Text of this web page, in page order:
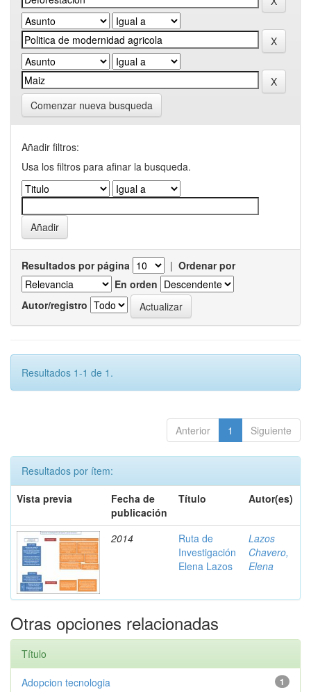
Comenzar nueva busqueda
Añadir filtros:
Usa los filtros para afinar la busqueda.
Resultados por página | Ordenar por
En orden
Autor/registro
Resultados 1-1 de 1.
Anterior 1 Siguiente
Resultados por ítem:
Vista previa
Fecha de
publicación
Título Autor(es)
2014
Ruta de
Investigación
Elena Lazos
Lazos
Chavero,
Elena
Otras opciones relacionadas
Título
1
Adopcion tecnologia